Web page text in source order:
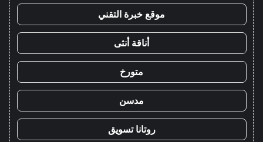
موقع خبرة التقني
أناقة أنثى
متورخ
مدسن
روتانا تسويق